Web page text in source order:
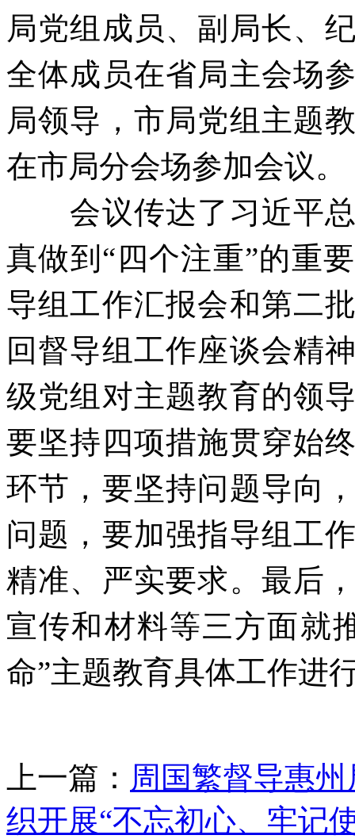
局党组成员、副局长、
全体成员在省局主会场
局领导，市局党组主题
在市局分会场参加会议。
会议传达了习近平
真做到 “四个注重”的重
导组工作汇报会和第二
回督导组工作座谈会精
级党组对主题教育的领
要坚持四项措施贯穿始
环节，要坚持问题导向
问题，要加强指导组工
精准、严实要求。最后
宣传和材料等三方面就
命”主题教育具体工作进
上一篇： 周国繁督导惠
织开展“不忘初心、牢记